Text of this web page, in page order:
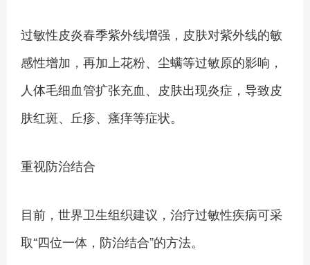
过敏性皮炎春季紫外线增强，皮肤对紫外线的敏
感性增加，再加上花粉、尘螨等过敏原的影响，
人体毛细血管扩张充血、皮肤出现炎症，导致皮
肤红斑、丘疹、瘙痒等症状。
重视防治结合
目前，世界卫生组织建议，治疗过敏性疾病可采
取“四位一体，防治结合”的方法。